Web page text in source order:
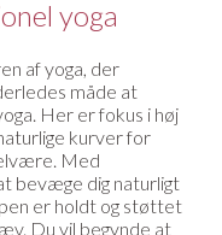
yoga
af yoga, der
måde at
Her er fokus i høj
kurver for
Med
bevæge dig naturligt
er holdt og støttet
Du vil begynde at